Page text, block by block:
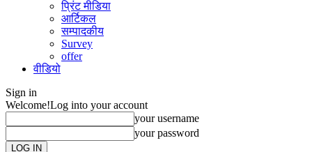
प्रिंट मीडिया
आर्टिकल
सम्पादकीय
Survey
offer
वीडियो
Sign in
Welcome!Log into your account
your username
your password